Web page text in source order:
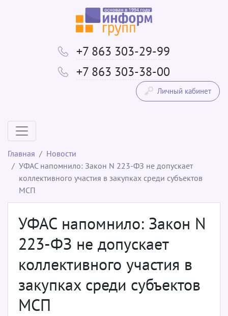
+7 863 303-29-99
+7 863 303-38-00
Личный кабинет
Главная
Новости
УФАС напомнило: Закон N 223-ФЗ не допускает
коллективного участия в закупках среди субъектов
МСП
УФАС напомнило: Закон N
223-ФЗ не допускает
коллективного участия в
закупках среди субъектов
МСП